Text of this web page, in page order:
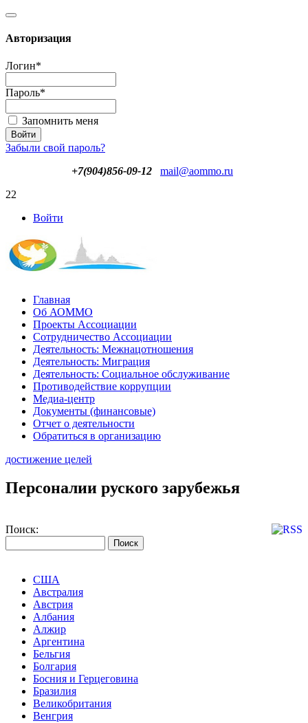
Авторизация
Логин*
Пароль*
Запомнить меня
Забыли свой пароль?
+7(904)856-09-12
mail@aommo.ru
22
Войти
Главная
Об АОММО
Проекты Ассоциации
Сотрудничество Ассоциации
Деятельность: Межнацотношения
Деятельность: Миграция
Деятельность: Социальное обслуживание
Противодействие коррупции
Медиа-центр
Документы (финансовые)
Отчет о деятельности
Обратиться в организацию
достижение целей
Персоналии руского зарубежья
Поиск:
США
Австралия
Австрия
Албания
Алжир
Аргентина
Бельгия
Болгария
Босния и Герцеговина
Бразилия
Великобритания
Венгрия